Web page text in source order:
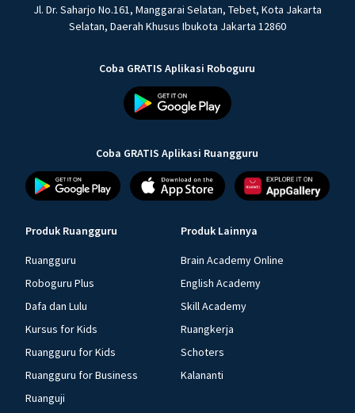
Jl. Dr. Saharjo No.161, Manggarai Selatan, Tebet, Kota Jakarta
Selatan, Daerah Khusus Ibukota Jakarta 12860
Coba GRATIS Aplikasi Roboguru
Coba GRATIS Aplikasi Ruangguru
Produk Ruangguru
Ruangguru
Roboguru Plus
Dafa dan Lulu
Kursus for Kids
Ruangguru for Kids
Ruangguru for Business
Ruanguji
Produk Lainnya
Brain Academy Online
English Academy
Skill Academy
Ruangkerja
Schoters
Kalananti